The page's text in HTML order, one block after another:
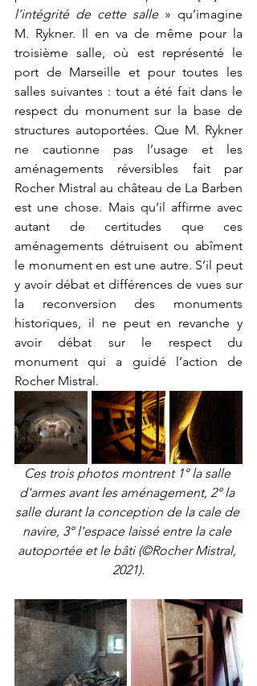
l’intégrité de cette salle » qu’imagine
M. Rykner. Il en va de même pour la
troisième salle, où est représenté le
port de Marseille et pour toutes les
salles suivantes : tout a été fait dans le
respect du monument sur la base de
structures autoportées. Que M. Rykner
ne cautionne pas l’usage et les
aménagements réversibles fait par
Rocher Mistral au château de La Barben
est une chose. Mais qu’il affirme avec
autant de certitudes que ces
aménagements détruisent ou abîment
le monument en est une autre. S’il peut
y avoir débat et différences de vues sur
la reconversion des monuments
historiques, il ne peut en revanche y
avoir débat sur le respect du
monument qui a guidé l’action de
Rocher Mistral.
Ces trois photos montrent 1° la salle
d'armes avant les aménagement, 2° la
salle durant la conception de la cale de
navire, 3° l'espace laissé entre la cale
autoportée et le bâti (©Rocher Mistral,
2021).